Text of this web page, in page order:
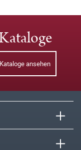
Kataloge ansehen